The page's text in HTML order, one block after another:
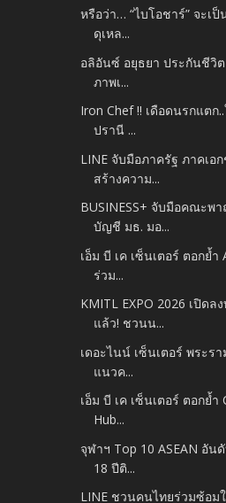
หรือว่า… “ไบโอชาร์” จะเ
ดุเหล...
อลิอันซ์ อยุธยา ประกันชีวิ
ภาพเ...
Iron Chef !! เดือดนรกแตก
ปรานี ...
LINE จับมือภาครัฐ ภาคเอ
สร้างความ...
BUSINESS+ จับมือคณะพ
บัญชี มธ. มอ...
เอ็ม บี เค เซ็นเตอร์ ตอกย้
ร่วม...
KMITL EXPO 2026 เปิดล
แล้ว! ชวนน...
เดอะไนน์ เซ็นเตอร์ พระร
แนวค...
เอ็ม บี เค เซ็นเตอร์ ตอกย้
Hub...
จุฬาฯ Top 10 ASEAN อัน
18 ปีติ...
LINE ชวนคนไทยร่วมซ้อม